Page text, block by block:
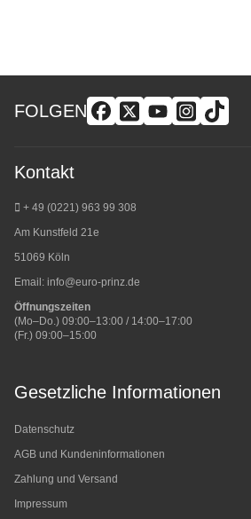
FOLGEN
Kontakt
+ 49 (0221) 963 99 308
Am Kunstfeld 21e
51069 Köln
Email: info@euro-prinz.de
Öffnungszeiten
(Mo–Do.) 09:00–13:00 / 14:00–17:00
(Fr.) 09:00–15:00
Gesetzliche Informationen
Datenschutz
AGB und Kundeninformationen
Zahlung und Versand
Impressum